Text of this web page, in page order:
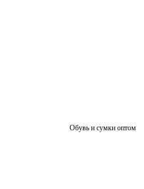
Обувь и сумки оптом